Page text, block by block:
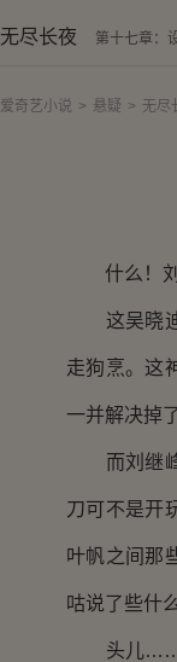
无尽长夜 第十七章：
爱奇艺小说 > 悬疑 > 无尽
什么！刘
这吴晓迪
走狗烹。这
一并解决掉了
而刘继峰
刀可不是开
叶帆之间那
咕说了些什
头儿……还